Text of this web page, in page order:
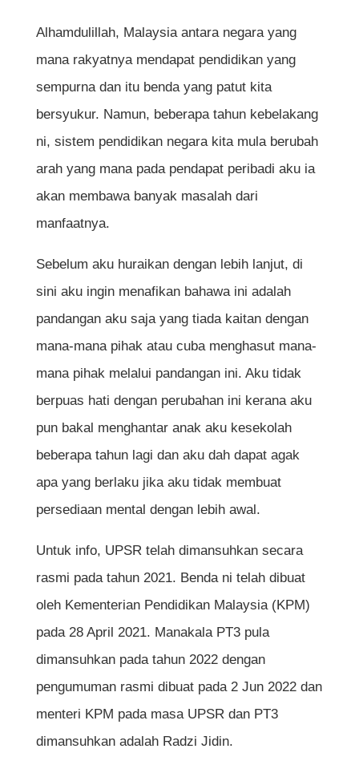
Alhamdulillah, Malaysia antara negara yang
mana rakyatnya mendapat pendidikan yang
sempurna dan itu benda yang patut kita
bersyukur. Namun, beberapa tahun kebelakang
ni, sistem pendidikan negara kita mula berubah
arah yang mana pada pendapat peribadi aku ia
akan membawa banyak masalah dari
manfaatnya.
Sebelum aku huraikan dengan lebih lanjut, di
sini aku ingin menafikan bahawa ini adalah
pandangan aku saja yang tiada kaitan dengan
mana-mana pihak atau cuba menghasut mana-
mana pihak melalui pandangan ini. Aku tidak
berpuas hati dengan perubahan ini kerana aku
pun bakal menghantar anak aku kesekolah
beberapa tahun lagi dan aku dah dapat agak
apa yang berlaku jika aku tidak membuat
persediaan mental dengan lebih awal.
Untuk info, UPSR telah dimansuhkan secara
rasmi pada tahun 2021. Benda ni telah dibuat
oleh Kementerian Pendidikan Malaysia (KPM)
pada 28 April 2021. Manakala PT3 pula
dimansuhkan pada tahun 2022 dengan
pengumuman rasmi dibuat pada 2 Jun 2022 dan
menteri KPM pada masa UPSR dan PT3
dimansuhkan adalah Radzi Jidin.